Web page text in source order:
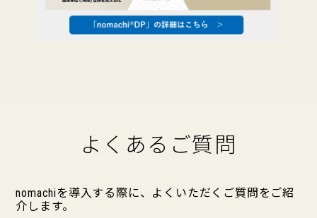
よくあるご質問
nomachiを導入する際に、よくいただくご質問をご紹
介します。